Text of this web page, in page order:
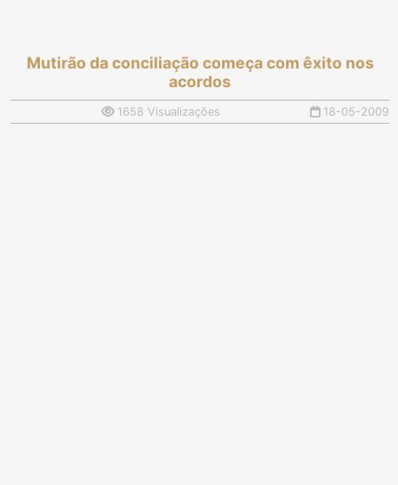
Mutirão da conciliação começa com êxito nos
acordos
1658 Visualizações 18-05-2009